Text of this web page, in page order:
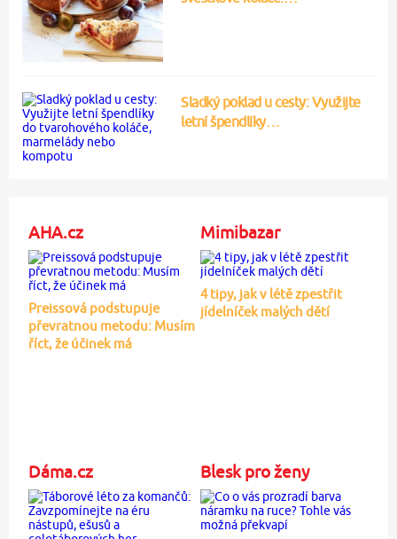
Sladký poklad u cesty: Využijte
letní špendlíky…
AHA.cz
Preissová podstupuje
převratnou metodu: Musím
říct, že účinek má
Mimibazar
4 tipy, jak v létě zpestřit
jídelníček malých dětí
Dáma.cz Blesk pro ženy